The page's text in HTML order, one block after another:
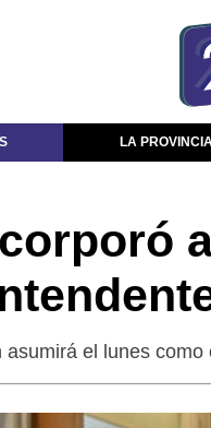
LA
asumirá el lunes